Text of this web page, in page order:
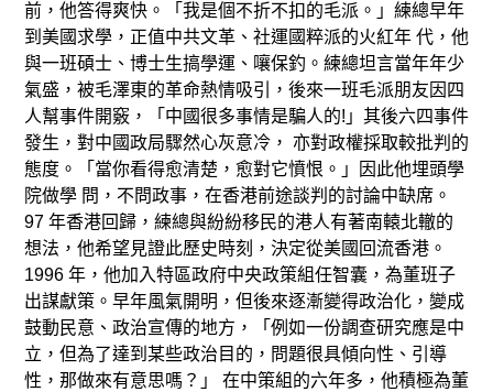
前，他答得爽快。「我是個不折不扣的毛派。」練總早年
到美國求學，正值中共文革、社運國粹派的火紅年 代，他
與一班碩士、博士生搞學運、嚷保釣。練總坦言當年年少
氣盛，被毛澤東的革命熱情吸引，後來一班毛派朋友因四
人幫事件開竅，「中國很多事情是騙人的!」其後六四事件
發生，對中國政局驟然心灰意冷， 亦對政權採取較批判的
態度。「當你看得愈清楚，愈對它憤恨。」因此他埋頭學
院做學 問，不問政事，在香港前途談判的討論中缺席。
97 年香港回歸，練總與紛紛移民的港人有著南轅北轍的
想法，他希望見證此歷史時刻，決定從美國回流香港。
1996 年，他加入特區政府中央政策組任智囊，為董班子
出謀獻策。早年風氣開明，但後來逐漸變得政治化，變成
鼓動民意、政治宣傳的地方，「例如一份調查研究應是中
立，但為了達到某些政治目的，問題很具傾向性、引導
性，那做來有意思嗎？」 在中策組的六年多，他積極為董